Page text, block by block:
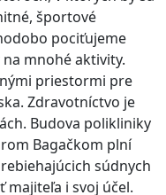
športové
pociťujeme
mnohé aktivity.
priestormi pre
Zdravotníctvo je
Budova polikliniky
Bagačkom plní
súdnych
majiteľa i svoj účel.